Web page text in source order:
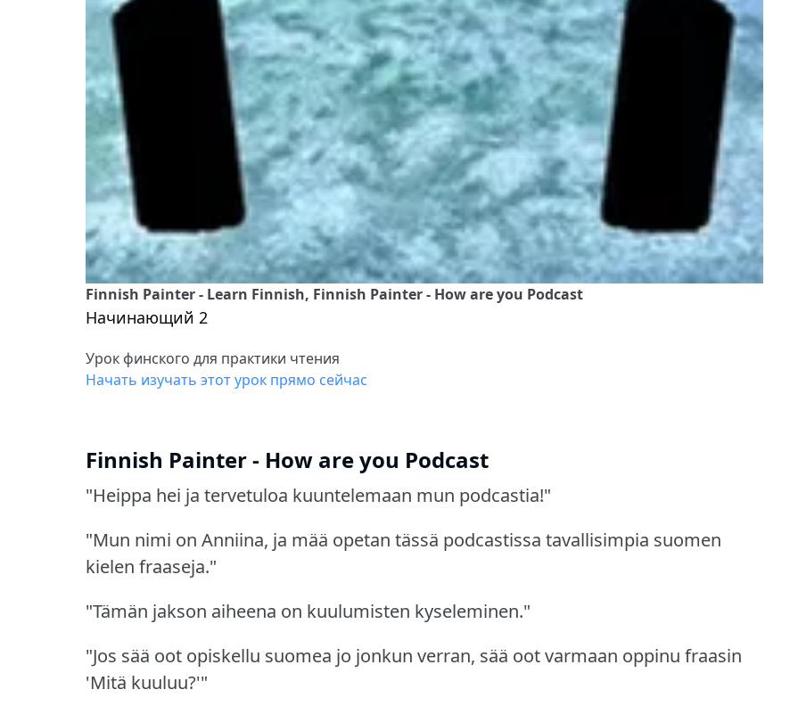
Finnish Painter - Learn Finnish, Finnish Painter - How are you Podcast
Начинающий 2
Урок финского для практики чтения
Начать изучать этот урок прямо сейчас
Finnish Painter - How are you Podcast
"Heippa hei ja tervetuloa kuuntelemaan mun podcastia!"
"Mun nimi on Anniina, ja mää opetan tässä podcastissa tavallisimpia suomen
kielen fraaseja."
"Tämän jakson aiheena on kuulumisten kyseleminen."
"Jos sää oot opiskellu suomea jo jonkun verran, sää oot varmaan oppinu fraasin
'Mitä kuuluu?'"